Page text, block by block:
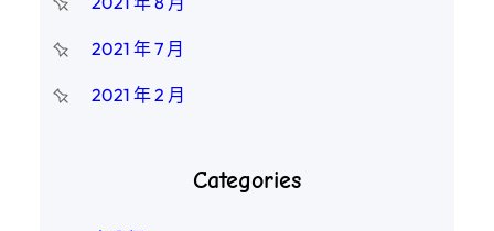
2021 年 7 月
2021 年 2 月
Categories